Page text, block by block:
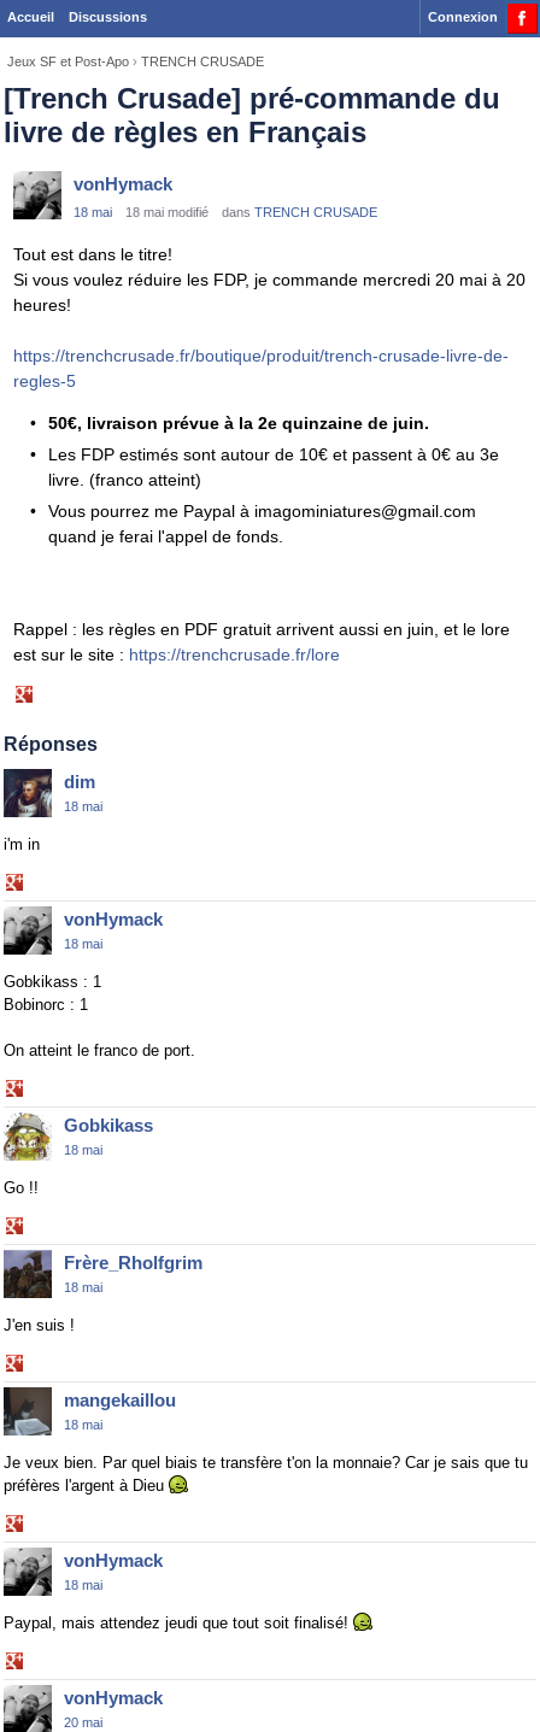
Accueil Discussions Connexion
Jeux SF et Post-Apo › TRENCH CRUSADE
[Trench Crusade] pré-commande du
livre de règles en Français
vonHymack
18 mai 18 mai modifié dans TRENCH CRUSADE
Tout est dans le titre!
Si vous voulez réduire les FDP, je commande mercredi 20 mai à 20
heures!
https://trenchcrusade.fr/boutique/produit/trench-crusade-livre-de-
regles-5
50€, livraison prévue à la 2e quinzaine de juin.
Les FDP estimés sont autour de 10€ et passent à 0€ au 3e
livre. (franco atteint)
Vous pourrez me Paypal à imagominiatures@gmail.com
quand je ferai l'appel de fonds.
Rappel : les règles en PDF gratuit arrivent aussi en juin, et le lore
est sur le site : https://trenchcrusade.fr/lore
Google+
Réponses
dim
18 mai
i'm in
on
Google+vonHymack
18 mai
Gobkikass : 1
Bobinorc : 1
On atteint le franco de port.
on
Google+Gobkikass
18 mai
Go !!
on
Google+Frère_Rholfgrim
18 mai
J'en suis !
on
Google+mangekaillou
18 mai
Je veux bien. Par quel biais te transfère t'on la monnaie? Car je sais que tu
préfères l'argent à Dieu
on
Google+vonHymack
18 mai
Paypal, mais attendez jeudi que tout soit finalisé!
on
Google+vonHymack
20 mai